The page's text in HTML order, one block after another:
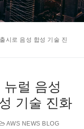
시로 음성 합성 기술 진
럴 음성
기술 진화
AWS NEWS BLOG